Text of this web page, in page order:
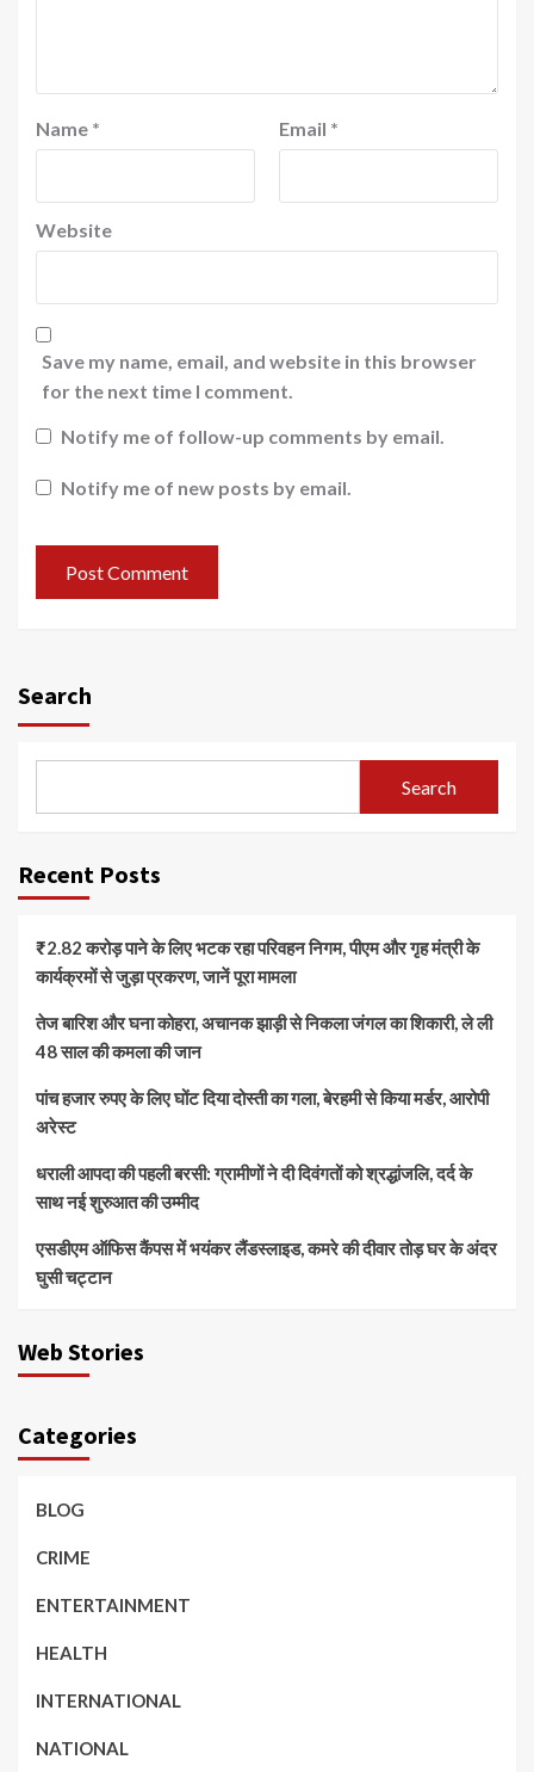
Name * Email *
Website
Save my name, email, and website in this browser
for the next time I comment.
Notify me of follow-up comments by email.
Notify me of new posts by email.
Search
Search
Recent Posts
₹2.82 करोड़ पाने के लिए भटक रहा परिवहन निगम, पीएम और गृह मंत्री के
कार्यक्रमों से जुड़ा प्रकरण, जानें पूरा मामला
तेज बारिश और घना कोहरा, अचानक झाड़ी से निकला जंगल का शिकारी, ले ली
48 साल की कमला की जान
पांच हजार रुपए के लिए घोंट दिया दोस्ती का गला, बेरहमी से किया मर्डर, आरोपी
अरेस्ट
धराली आपदा की पहली बरसी: ग्रामीणों ने दी दिवंगतों को श्रद्धांजलि, दर्द के
साथ नई शुरुआत की उम्मीद
एसडीएम ऑफिस कैंपस में भयंकर लैंडस्लाइड, कमरे की दीवार तोड़ घर के अंदर
घुसी चट्टान
Web Stories
Categories
BLOG
CRIME
ENTERTAINMENT
HEALTH
INTERNATIONAL
NATIONAL